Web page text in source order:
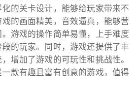
的关卡设计，能够给玩家带来不
的画面精美，音效逼真，能够营
游戏的操作简单易懂，上手难度
的玩家。同时，游戏还提供了丰
增加了游戏的可玩性和挑战性。
款有趣且富有创意的游戏，值得